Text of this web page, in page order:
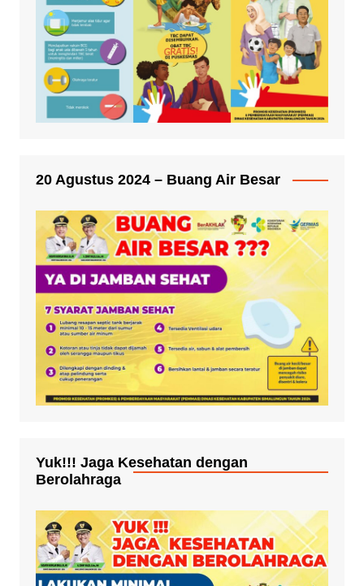
20 Agustus 2024 – Buang Air Besar
Yuk!!! Jaga Kesehatan dengan
Berolahraga